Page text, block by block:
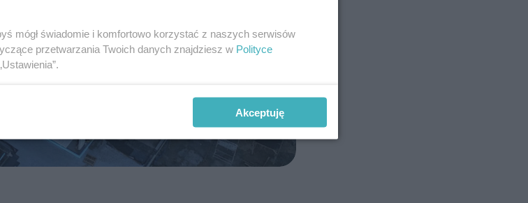
mógł świadomie i komfortowo korzystać z naszych serwisów
przetwarzania Twoich danych znajdziesz w Polityce
Akceptuję